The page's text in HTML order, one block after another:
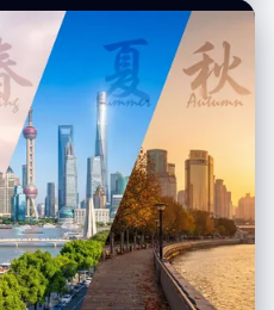
photography, evoking a sense of
combining the cozy texture of
of an underwater doodle world",
/ underwater fantasy / mixed
[
{
relaxed facial muscles,